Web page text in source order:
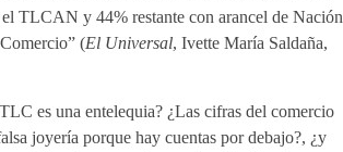
TLCAN y 44% restante con arancel de Nación
(El Universal, Ivette María Saldaña,
es una entelequia? ¿Las cifras del comercio
joyería porque hay cuentas por debajo?, ¿y